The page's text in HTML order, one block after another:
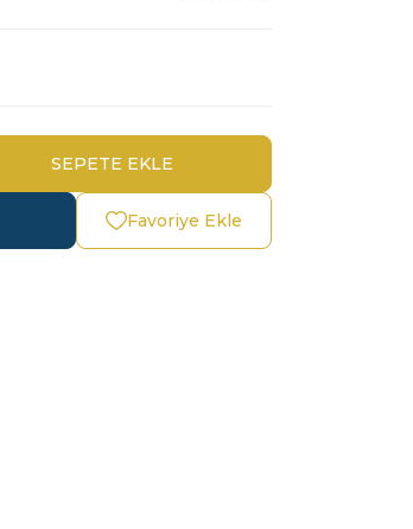
SEPETE EKLE
Favoriye Ekle